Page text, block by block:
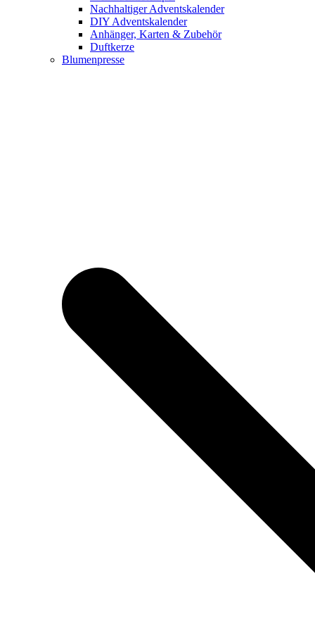
Nachhaltiger Adventskalender
DIY Adventskalender
Anhänger, Karten & Zubehör
Duftkerze
Blumenpresse